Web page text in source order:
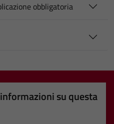
obbligatoria
su questa